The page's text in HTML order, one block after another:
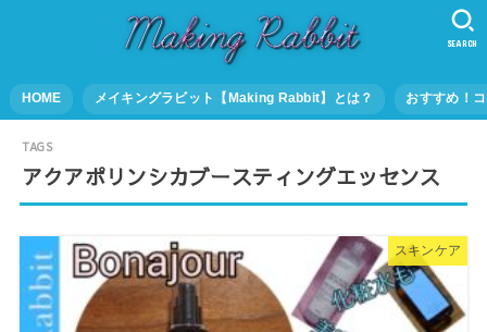
HOME メイキングラビット【Making Rabbit】とは？ おすすめ！
SEARCH
アクアポリンシカブースティングエッセンス
スキンケア